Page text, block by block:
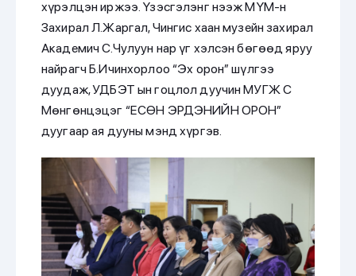
хүрэлцэн иржээ. Үзэсгэлэнг нээж МҮМ-н
Захирал Л.Жаргал, Чингис хаан музейн захирал
Академич С.Чулуун нар үг хэлсэн бөгөөд яруу
найрагч Б.Ичинхорлоо “Эх орон” шүлгээ
дуудаж, УДБЭТ ын гоцлол дуучин МУГЖ С
Мөнгөнцэцэг “ЕСӨН ЭРДЭНИЙН ОРОН”
дуугаар ая дууны мэнд хүргэв.